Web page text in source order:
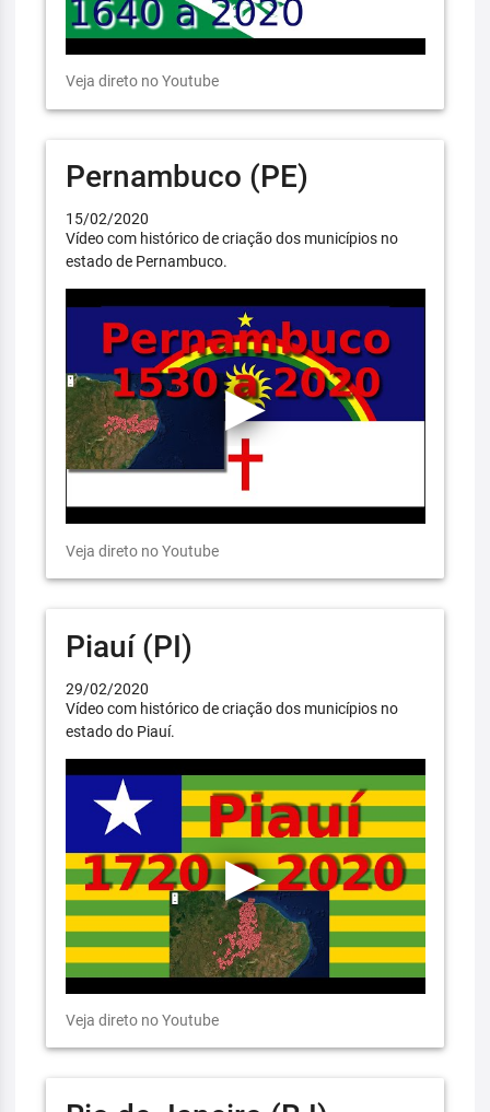
Veja direto no Youtube
Pernambuco (PE)
15/02/2020
Vídeo com histórico de criação dos municípios no
estado de Pernambuco.
Veja direto no Youtube
Piauí (PI)
29/02/2020
Vídeo com histórico de criação dos municípios no
estado do Piauí.
Veja direto no Youtube